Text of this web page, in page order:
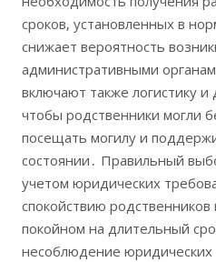
сроков‚ установленных в
снижает вероятность
административными
включают также логистику и
чтобы родственники могли
посещать могилу и
состоянии․ Правильный
учетом юридических
спокойствию
покойном на длительный
несоблюдение